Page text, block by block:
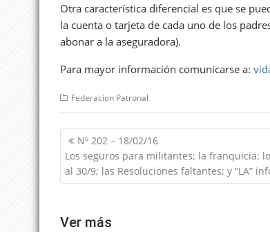
Otra característica diferencial es que se
la cuenta o tarjeta de cada uno de los
abonar a la aseguradora).
Para mayor información comunicarse a:
Federacion Patronal
Navegación
de
entradas
Nº 202 – 18/02/16
Los seguros para militantes; la franquicia;
al 30/9; las Resoluciones faltantes; y “LA”
Ver más